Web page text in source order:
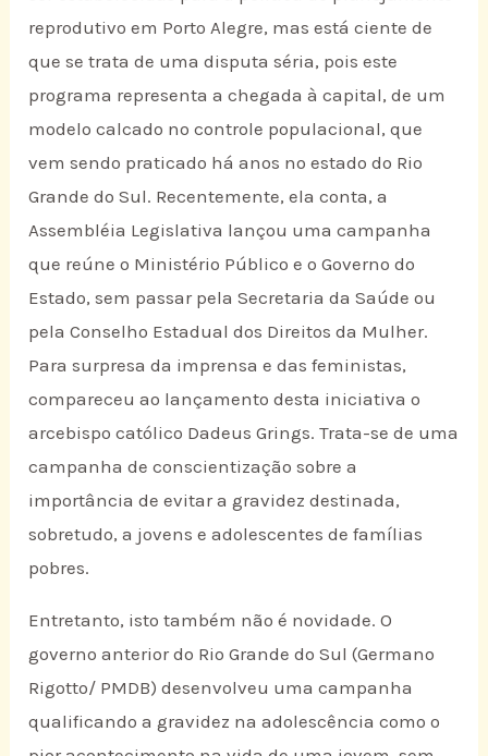
reprodutivo em Porto Alegre, mas está ciente de
que se trata de uma disputa séria, pois este
programa representa a chegada à capital, de um
modelo calcado no controle populacional, que
vem sendo praticado há anos no estado do Rio
Grande do Sul. Recentemente, ela conta, a
Assembléia Legislativa lançou uma campanha
que reúne o Ministério Público e o Governo do
Estado, sem passar pela Secretaria da Saúde ou
pela Conselho Estadual dos Direitos da Mulher.
Para surpresa da imprensa e das feministas,
compareceu ao lançamento desta iniciativa o
arcebispo católico Dadeus Grings. Trata-se de uma
campanha de conscientização sobre a
importância de evitar a gravidez destinada,
sobretudo, a jovens e adolescentes de famílias
pobres.
Entretanto, isto também não é novidade. O
governo anterior do Rio Grande do Sul (Germano
Rigotto/ PMDB) desenvolveu uma campanha
qualificando a gravidez na adolescência como o